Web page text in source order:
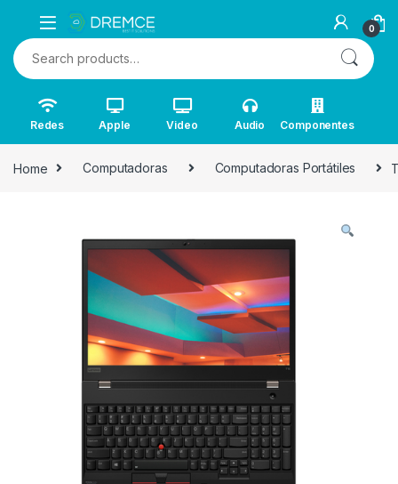
0
Search for:
Redes Apple Video Audio Componentes
Home Computadoras Computadoras Portátiles